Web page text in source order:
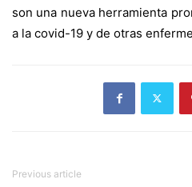
son una nueva herramienta
a la covid-19 y de otras
Previous article